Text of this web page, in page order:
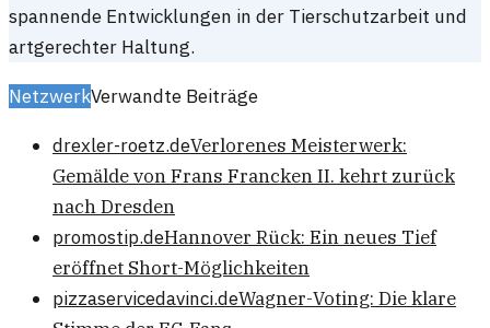
spannende Entwicklungen in der Tierschutzarbeit und
artgerechter Haltung.
NetzwerkVerwandte Beiträge
drexler-roetz.deVerlorenes Meisterwerk:
Gemälde von Frans Francken II. kehrt zurück
nach Dresden
promostip.deHannover Rück: Ein neues Tief
eröffnet Short-Möglichkeiten
pizzaservicedavinci.deWagner-Voting: Die klare